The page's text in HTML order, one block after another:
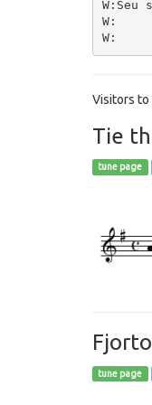
W:Seu
W:
Visitors to
Tie
tune page
tune page